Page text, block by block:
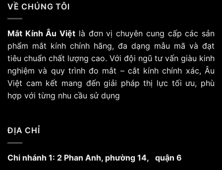
VỀ CHÚNG TÔI
Mắt Kính Âu Việt là đơn vị chuyên cung cấp các sản
phẩm mắt kính chính hãng, đa dạng mẫu mã và đạt
tiêu chuẩn chất lượng cao. Với đội ngũ tư vấn giàu kinh
nghiệm và quy trình đo mắt – cắt kính chính xác, Âu
Việt cam kết mang đến giải pháp thị lực tối ưu, phù
hợp với từng nhu cầu sử dụng
ĐỊA CHỈ
Chi nhánh 1: 2 Phan Anh, phường 14, quận 6